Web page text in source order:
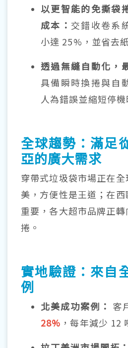
以更智能的免撕袋
成本： 交錯收卷系
小達 25%，並省去
透過無縫自動化，
具備瞬時換捲與自
人為錯誤並縮短停機
全球趨勢：滿足
亞的廣大需求
穿帶式垃圾袋市場正在
美，方便性是王道；在
重要，各大超市品牌正
捲。
實地驗證：來自
例
北美成功案例： 客
28% ，每年減少 12